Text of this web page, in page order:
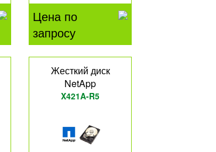
Цена по
запросу
Жесткий диск
NetApp
X421A-R5